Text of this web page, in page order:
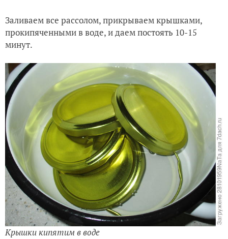
Заливаем все рассолом, прикрываем крышками,
прокипяченными в воде, и даем постоять 10-15
минут.
Крышки кипятим в воде